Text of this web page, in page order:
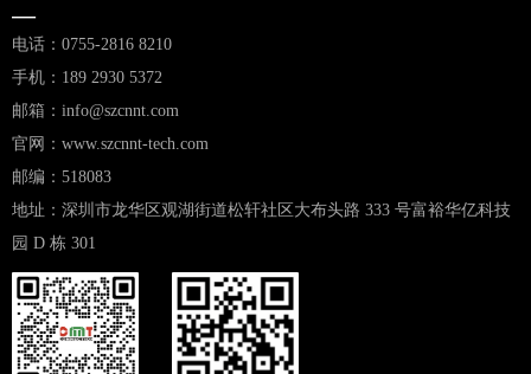
—
电话：0755-2816 8210
手机：189 2930 5372
邮箱：info@szcnnt.com
官网：www.szcnnt-tech.com
邮编：518083
地址：深圳市龙华区观湖街道松轩社区大布头路 333 号富裕华亿科技
园 D 栋 301